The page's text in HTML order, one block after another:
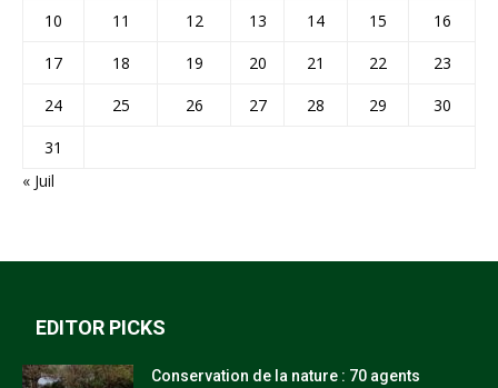
10
11 12 13 14 15
16
17
18 19 20 21 22
23
24
25 26 27 28 29
30
31
« Juil
EDITOR PICKS
Conservation de la nature : 70 agents